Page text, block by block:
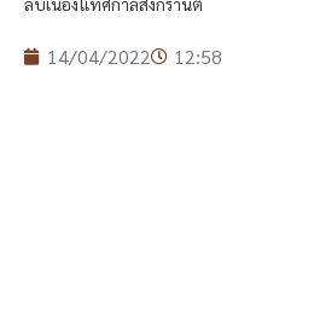
14/04/2022 12:58